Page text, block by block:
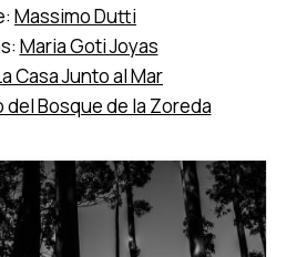
Massimo Dutti
Maria Goti Joyas
Casa Junto al Mar
del Bosque de la Zoreda